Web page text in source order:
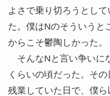
よさで乗り切ろうとし
た。僕はNのそういうと
からこそ鬱陶しかった。
そんなNと言い争いに
くらいの頃だった。そ
残業していた日で、僕